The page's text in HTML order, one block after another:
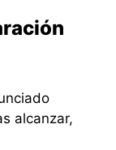
alcanzar,